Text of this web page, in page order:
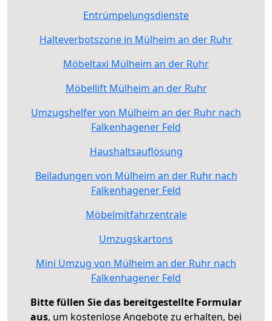
Entrümpelungsdienste
Halteverbotszone in Mülheim an der Ruhr
Möbeltaxi Mülheim an der Ruhr
Möbellift Mülheim an der Ruhr
Umzugshelfer von Mülheim an der Ruhr nach
Falkenhagener Feld
Haushaltsauflösung
Beiladungen von Mülheim an der Ruhr nach
Falkenhagener Feld
Möbelmitfahrzentrale
Umzugskartons
Mini Umzug von Mülheim an der Ruhr nach
Falkenhagener Feld
Bitte füllen Sie das bereitgestellte Formular
aus, um kostenlose Angebote zu erhalten, bei